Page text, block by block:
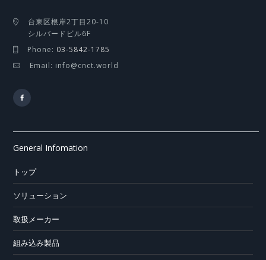
台東区根岸2丁目20-10
シルバードビル6F
Phone: 03-5842-1785
Email: info@cnct.world
General Infomation
トップ
ソリューション
取扱メーカー
組み込み製品